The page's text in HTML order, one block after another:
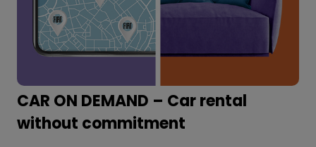
CAR ON DEMAND – Car rental
without commitment